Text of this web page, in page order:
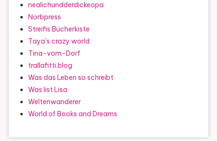
nealichundderdickeopa
Norbpress
Streifis Bücherkiste
Taya`s crazy world
Tina-vom-Dorf
trallafitti.blog
Was das Leben so schreibt
Was list Lisa
Weltenwanderer
World of Books and Dreams